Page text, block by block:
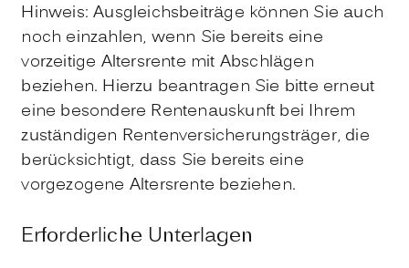
Hinweis: Ausgleichsbeiträge können Sie auch
noch einzahlen, wenn Sie bereits eine
vorzeitige Altersrente mit Abschlägen
beziehen. Hierzu beantragen Sie bitte erneut
eine besondere Rentenauskunft bei Ihrem
zuständigen Rentenversicherungsträger, die
berücksichtigt, dass Sie bereits eine
vorgezogene Altersrente beziehen.
Erforderliche Unterlagen